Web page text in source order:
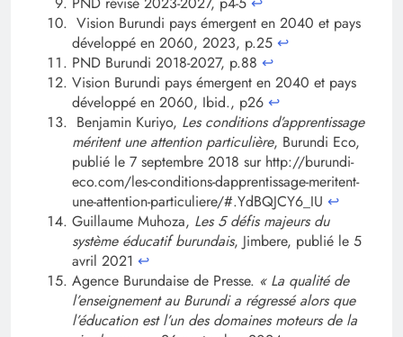
Vision Burundi pays émergent en 2040 et pays
développé en 2060, 2023, p.25 ↩︎
PND Burundi 2018-2027, p.88 ↩︎
Vision Burundi pays émergent en 2040 et pays
développé en 2060, Ibid., p26 ↩︎
Benjamin Kuriyo, Les conditions d’apprentissage
méritent une attention particulière, Burundi Eco,
publié le 7 septembre 2018 sur http://burundi-
eco.com/les-conditions-dapprentissage-meritent-
une-attention-particuliere/#.YdBQJCY6_IU ↩︎
Guillaume Muhoza, Les 5 défis majeurs du
système éducatif burundais, Jimbere, publié le 5
avril 2021 ↩︎
Agence Burundaise de Presse. « La qualité de
l’enseignement au Burundi a régressé alors que
l’éducation est l’un des domaines moteurs de la